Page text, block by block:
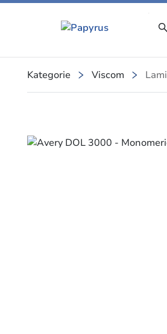
Kategorie Viscom
Slide 1 of 1